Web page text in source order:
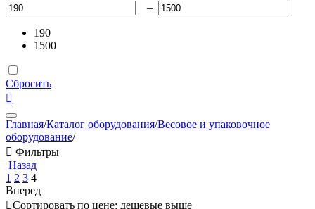
–
190
1500
Сбросить

Главная/Каталог оборудования/Весовое и упаковочное
оборудование/
 Фильтры
Назад
1 2 3 4
Вперед
Сортировать по цене: дешевые выше